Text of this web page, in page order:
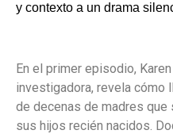
y contexto a un drama
En el primer episodio,
investigadora, revela cómo
de decenas de madres
sus hijos recién nacidos.